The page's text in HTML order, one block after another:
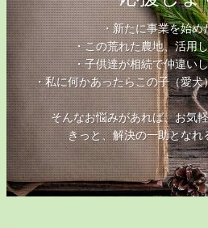
・新たに事業を始
・この荒れた農地、活用
・子供達が相続で仲違い
・私に何かあったらこの子（愛
そんなお悩みがあれば、お気
きっと、解決の一助となれ